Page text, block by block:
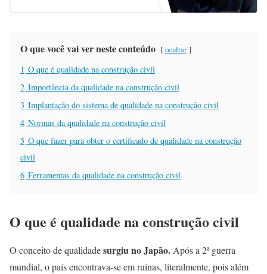
O que você vai ver neste conteúdo ocultar
1 O que é qualidade na construção civil
2 Importância da qualidade na construção civil
3 Implantação do sistema de qualidade na construção civil
4 Normas da qualidade na construção civil
5 O que fazer para obter o certificado de qualidade na construção
civil
6 Ferramentas da qualidade na construção civil
O que é qualidade na construção civil
O conceito de qualidadesurgiu no Japão.Após a 2ª guerra
mundial, o país encontrava-se em ruínas, literalmente, pois além